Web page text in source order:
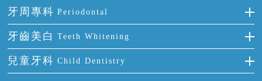
全口缺失
牙齒稀疏
四環素牙
活動假牙
牙貼面
智齒
根管治療
拔牙
牙痛
正確刷牙
全國愛牙日
預防牙病
牙科通識
牙周專科 Periodontal
牙周炎
牙齦出血
牙齦炎
牙齒美白 Teeth Whitening
冷光美白
兒童牙科 Child Dentistry